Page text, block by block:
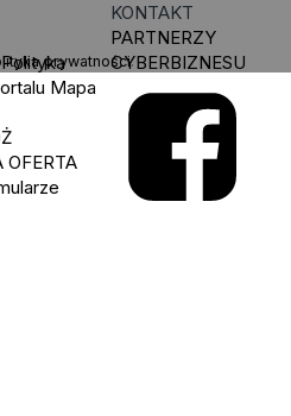
prywatności.
Polityka
Mapa
OFERTA
KONTAKT
PARTNERZY
CYBERBIZNESU